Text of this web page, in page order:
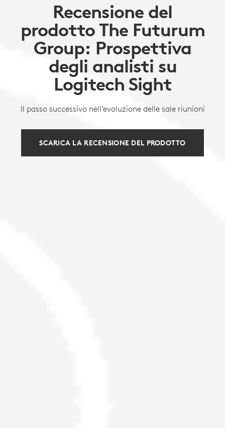
Recensione del
prodotto The Futurum
Group: Prospettiva
degli analisti su
Logitech Sight
Il passo successivo nell’evoluzione delle sale riunioni
SCARICA LA RECENSIONE DEL PRODOTTO